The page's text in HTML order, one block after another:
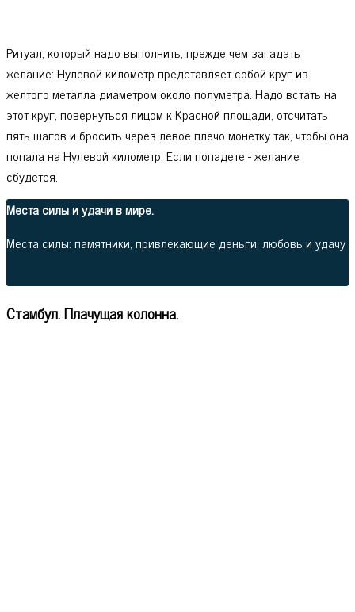
Ритуал, который надо выполнить, прежде чем загадать
желание: Нулевой километр представляет собой круг из
желтого металла диаметром около полуметра. Надо встать на
этот круг, повернуться лицом к Красной площади, отсчитать
пять шагов и бросить через левое плечо монетку так, чтобы она
попала на Нулевой километр. Если попадете - желание
сбудется.
Места силы и удачи в мире.
Места силы: памятники, привлекающие деньги, любовь и удачу
Стамбул. Плачущая колонна.